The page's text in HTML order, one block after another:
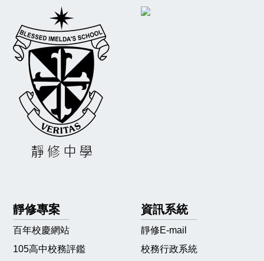
靜修專案
百年校慶網站
105高中校務評鑑
資訊系統
靜修E-mail
校務行政系統